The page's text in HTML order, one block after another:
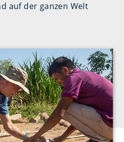
auf der ganzen Welt